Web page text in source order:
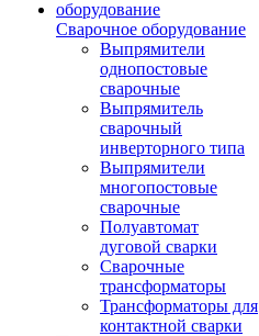
Сварочное оборудование
Выпрямители
однопостовые
сварочные
Выпрямитель
сварочный
инверторного типа
Выпрямители
многопостовые
сварочные
Полуавтомат
дуговой сварки
Сварочные
трансформаторы
Трансформаторы для
контактной сварки